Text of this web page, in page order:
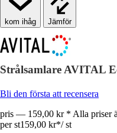
Jämför
Strålsamlare AVITAL
Bli den första att recensera
pris — 159,00 kr * Alla priser
per st159,00 kr*/ st